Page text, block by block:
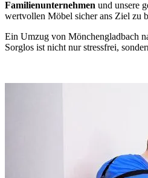
Familienunternehmen und unsere
wertvollen Möbel sicher ans Ziel zu
Ein Umzug von Mönchengladbach
Sorglos ist nicht nur stressfrei,